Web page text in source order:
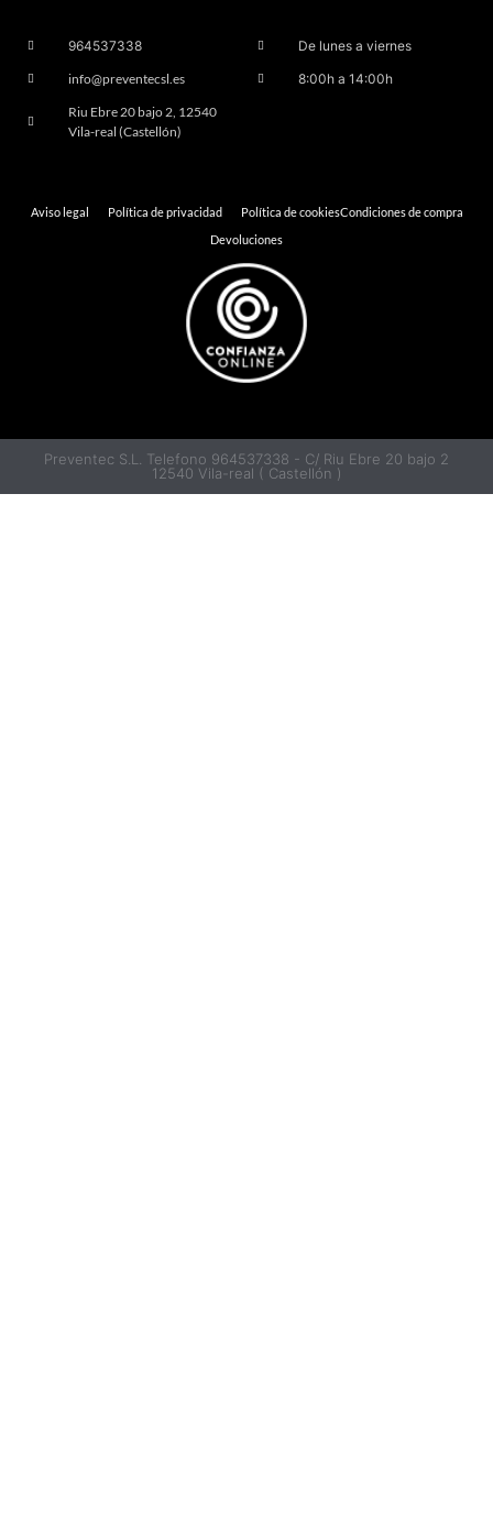
964537338
info@preventecsl.es
Riu Ebre 20 bajo 2, 12540
Vila-real (Castellón)
De lunes a viernes
8:00h a 14:00h
Aviso legal Política de privacidad Política de cookiesCondiciones de compra
Devoluciones
Preventec S.L. Telefono 964537338 - C/ Riu Ebre 20 bajo 2
12540 Vila-real ( Castellón )